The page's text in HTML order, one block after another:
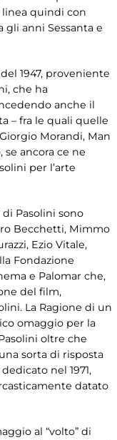
linea quindi con
gli anni Sessanta e
1947, proveniente
che ha
anche il
– fra le quali quelle
Morandi, Man
se ancora ce ne
per l’arte
Pasolini sono
Becchetti, Mimmo
Ezio Vitale,
Fondazione
e Palomar che,
del film,
La Ragione di un
omaggio per la
oltre che
sorta di risposta
nel 1971,
datato
al “volto” di